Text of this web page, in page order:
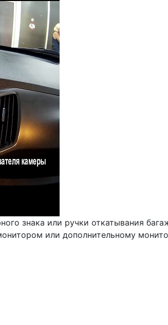
знака или ручки откатывания
или дополнительному